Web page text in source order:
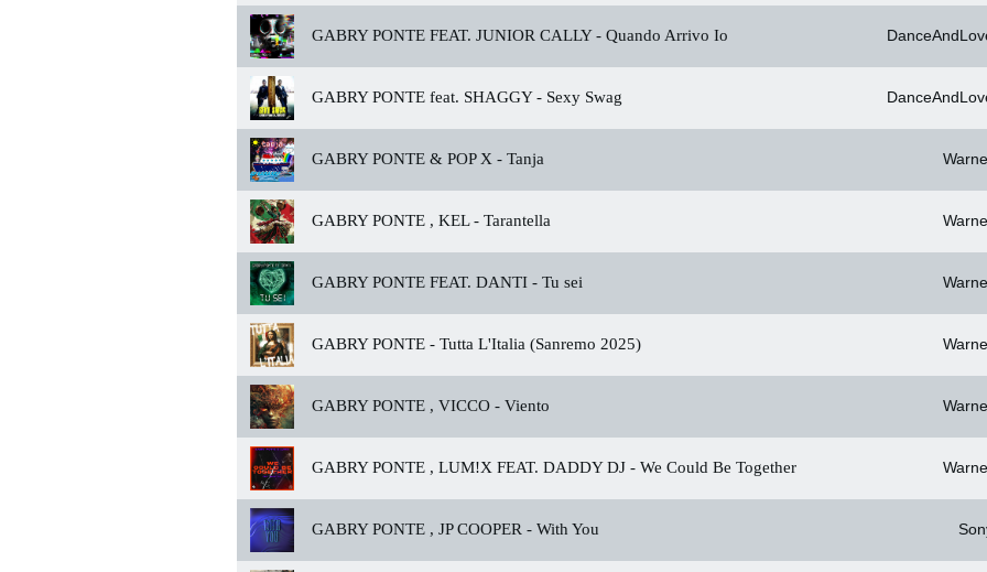
GABRY PONTE FEAT. JUNIOR CALLY - Quando Arrivo Io
GABRY PONTE feat. SHAGGY - Sexy Swag
GABRY PONTE & POP X - Tanja
GABRY PONTE , KEL - Tarantella
GABRY PONTE FEAT. DANTI - Tu sei
GABRY PONTE - Tutta L'Italia (Sanremo 2025)
GABRY PONTE , VICCO - Viento
GABRY PONTE , LUM!X FEAT. DADDY DJ - We Could Be Together
GABRY PONTE , JP COOPER - With You